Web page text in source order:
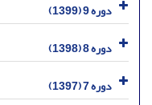
دوره 9 (1399)
دوره 8 (1398)
دوره 7 (1397)